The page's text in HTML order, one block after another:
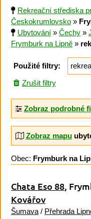
Rekreační střediska
Českokrumlovsko »
Ubytování » Čechy »
Frymburk na Lipně »
Použité filtry:
Zrušit filtry
Zobraz podrobné
Zobraz mapu
Obec: Frymburk na
Chata Eso 88,
Kovářov
Šumava / Přehrada